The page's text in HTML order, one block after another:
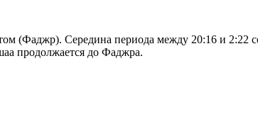
(Фаджр). Середина периода между 20:16 и 2:22
продолжается до Фаджра.